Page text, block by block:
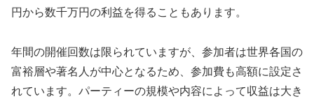
円から数千万円の利益を得ることもあります。
年間の開催回数は限られていますが、参加者は世界各国の
富裕層や著名人が中心となるため、参加費も高額に設定さ
れています。パーティーの規模や内容によって収益は大き